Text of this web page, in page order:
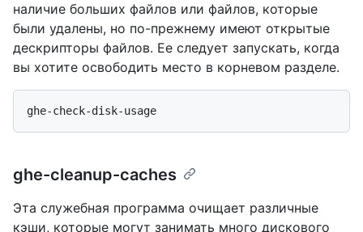
наличие больших файлов или файлов, которые
были удалены, но по-прежнему имеют открытые
дескрипторы файлов. Ее следует запускать, когда
вы хотите освободить место в корневом разделе.
ghe-cleanup-caches
Эта служебная программа очищает различные
кэши, которые могут занимать много дискового